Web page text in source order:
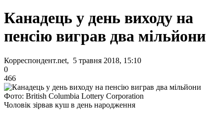
Канадець у день виходу на
пенсію виграв два мільйони
Корреспондент.net, 5 травня 2018, 15:10
0
466
Фото: British Columbia Lottery Corporation
Чоловік зірвав куш в день народження